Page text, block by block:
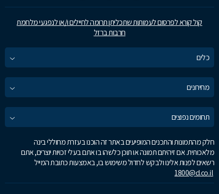
קול קורא לפרסום לעמותות שתכליתן תרומה לחיילים ו/או לנפגעי מלחמת
חרבות ברזל
כלים
מחירונים
תחומים נפוצים
חלק מהתמונות והתכנים המופיעים באתר זה הוכנו בעזרת מחוללי בינה
מלאכותית. אם זיהיתם תמונה או תוכן כלשהו בו אתם בעלי זכויות יוצרים, אתם
רשאים לפנות אלינו ולבקש לחדול משימוש בו, באמצעות כתובת המייל
1800@d.co.il